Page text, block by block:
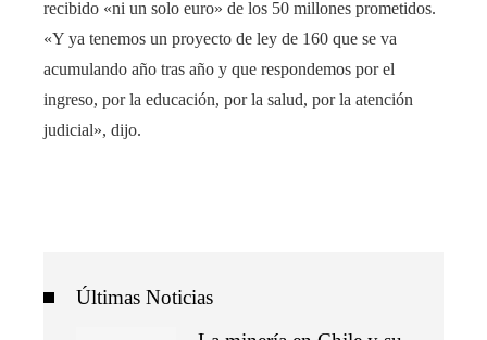
recibido «ni un solo euro» de los 50 millones prometidos.
«Y ya tenemos un proyecto de ley de 160 que se va
acumulando año tras año y que respondemos por el
ingreso, por la educación, por la salud, por la atención
judicial», dijo.
Últimas Noticias